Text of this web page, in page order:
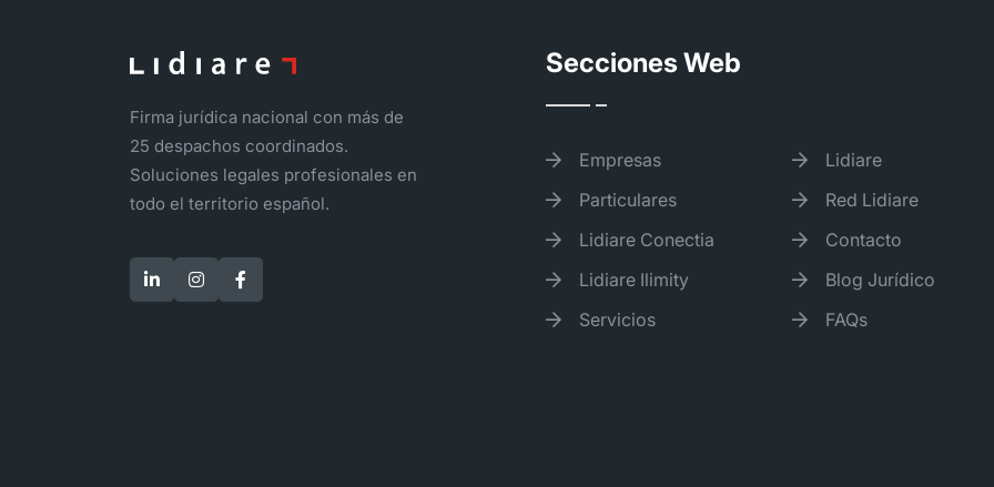
Firma jurídica nacional con más de
25 despachos coordinados.
Soluciones legales profesionales en
todo el territorio español.
Secciones Web
Empresas
Particulares
Lidiare Conectia
Lidiare Ilimity
Servicios
Lidiare
Red Lidiare
Contacto
Blog Jurídico
FAQs